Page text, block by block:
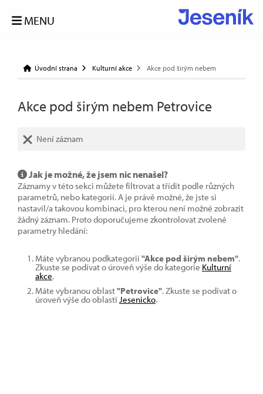
MENU
Úvodní strana Kulturní akce Akce pod širým nebem
Akce pod širým nebem Petrovice
Není záznam
Jak je možné, že jsem nic nenašel?
Záznamy v této sekci můžete filtrovat a třídit podle různých
parametrů, nebo kategorií. A je právě možné, že jste si
nastavil/a takovou kombinaci, pro kterou není možné zobrazit
žádný záznam. Proto doporučujeme zkontrolovat zvolené
parametry hledání:
Máte vybranou podkategorii "Akce pod širým nebem".
Zkuste se podívat o úroveň výše do kategorie Kulturní
akce.
Máte vybranou oblast"Petrovice". Zkuste se podívat o
úroveň výše do oblasti Jesenicko.